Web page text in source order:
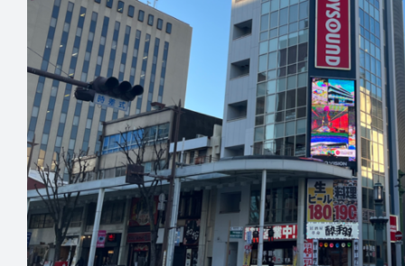
マ
ン
シ
ョ
ン
事
業
資
格
取
得
成
長
サ
イ
ネ
ー
ジ
施
工